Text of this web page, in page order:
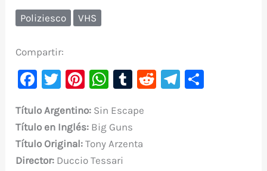
Poliziesco VHS
Compartir:
F
c
e
b
T
it
te
r
Pi
er
e
st
W
at
s
A
T
m
bl
R
Te
Título Argentino: Sin Escape
Título en Inglés: Big Guns
Título Original: Tony Arzenta
Director: Duccio Tessari